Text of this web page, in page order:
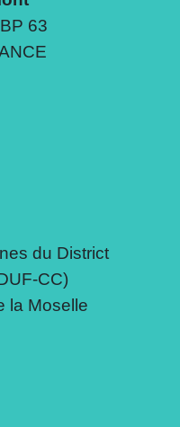
63
du District
CC)
la Moselle